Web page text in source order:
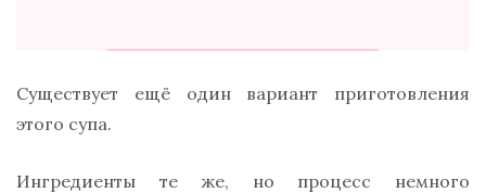
Существует ещё один вариант приготовления
этого супа.
Ингредиенты те же, но процесс немного